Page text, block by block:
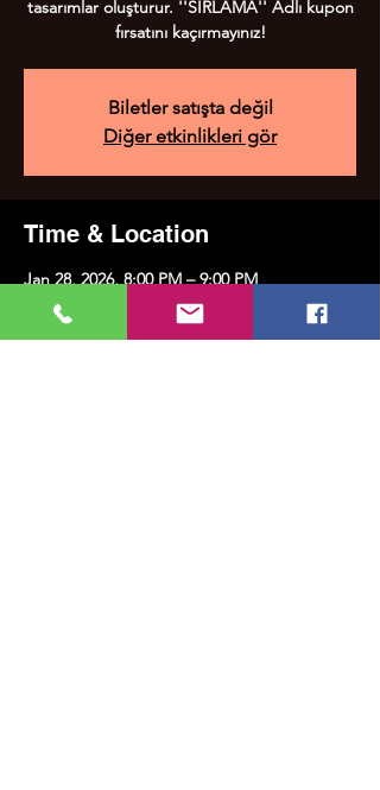
tasarımlar oluşturur. ''SIRLAMA'' Adlı kupon
fırsatını kaçırmayınız!
Biletler satışta değil
Diğer etkinlikleri gör
Time & Location
Jan 28, 2026, 8:00 PM – 9:00 PM
Kadıköy, Erenköy, Kazım Karabekirpaşa Sok.
No:8, 34738 Kadıköy/İstanbul, Türkiye